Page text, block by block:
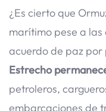
¿Es cierto que
marítimo pese a las
acuerdo de paz por
Estrecho
petroleros,
embarcaciones de